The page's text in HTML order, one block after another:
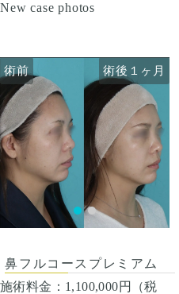
New case photos
術前 術後１ヶ月
鼻フルコースプレミアム
施術料金： 1,100,000円（税
術前 術後１ヶ月